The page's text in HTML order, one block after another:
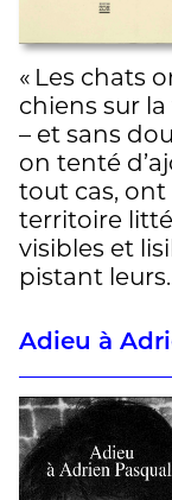
« Les chats
chiens sur
– et sans
on tenté
tout cas,
territoire
visibles et
pistant
Adieu à